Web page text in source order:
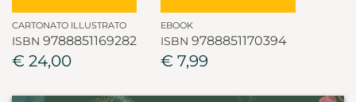
CARTONATO ILLUSTRATO
ISBN 9788851169282
€ 24,00
EBOOK
ISBN 9788851170394
€ 7,99